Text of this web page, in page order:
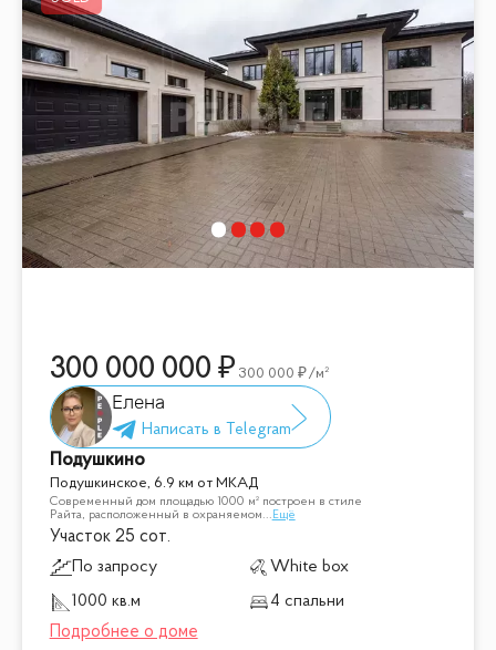
300 000 000 300 000 /м²
Елена
Подушкино
Подушкинское, 6.9 км от МКАД
Современный дом площадью 1000 м² построен в стиле
Райта, расположенный в охраняемом... Ещё
Участок 25 сот.
По запросу
White box
1000 кв.м
4 спальни